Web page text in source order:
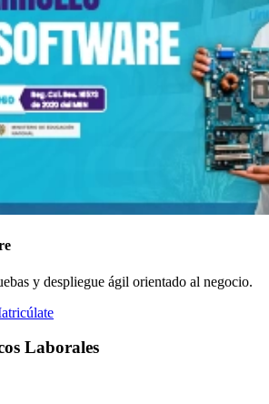
y despliegue ágil orientado al negocio.
Laborales